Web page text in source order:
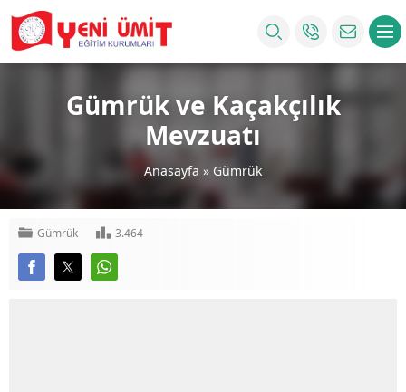
Gümrük ve Kaçakçılık
Mevzuatı
Anasayfa » Gümrük
Gümrük 3.464